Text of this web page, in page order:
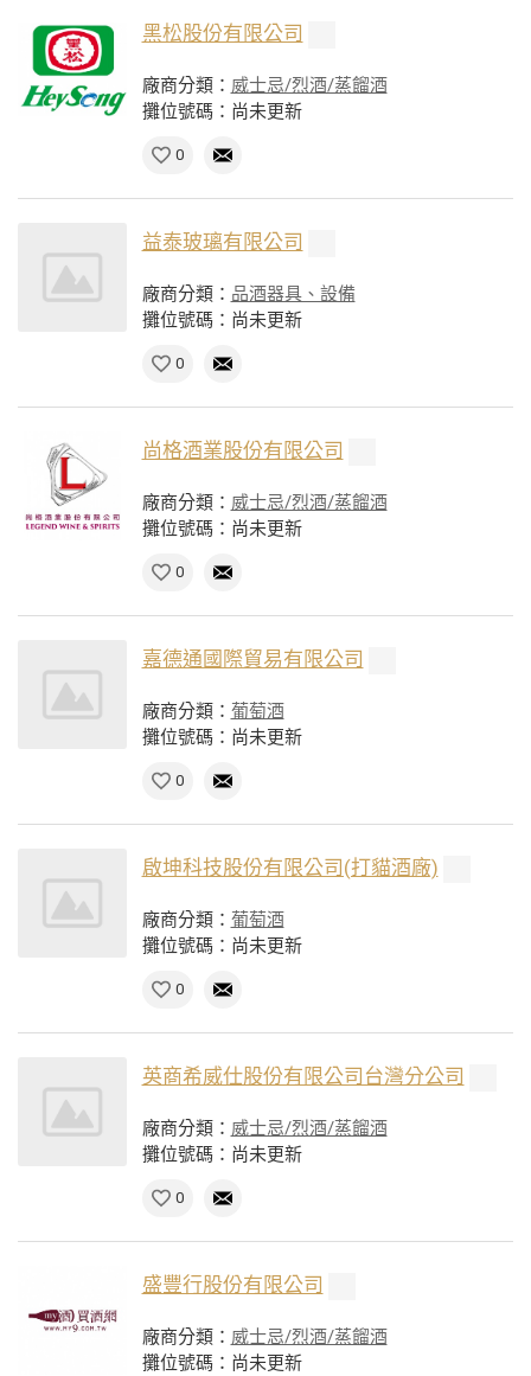
黑松股份有限公司
廠商分類： 威士忌/烈酒/蒸餾酒
攤位號碼：尚未更新
0
益泰玻璃有限公司
廠商分類： 品酒器具、設備
攤位號碼：尚未更新
0
尚格酒業股份有限公司
廠商分類： 威士忌/烈酒/蒸餾酒
攤位號碼：尚未更新
0
嘉德通國際貿易有限公司
廠商分類： 葡萄酒
攤位號碼：尚未更新
0
啟坤科技股份有限公司(打貓酒廠)
廠商分類： 葡萄酒
攤位號碼：尚未更新
0
英商希威仕股份有限公司台灣分公司
廠商分類： 威士忌/烈酒/蒸餾酒
攤位號碼：尚未更新
0
盛豐行股份有限公司
廠商分類： 威士忌/烈酒/蒸餾酒
攤位號碼：尚未更新